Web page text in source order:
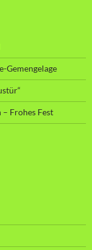
Gemengelage
Frohes Fest